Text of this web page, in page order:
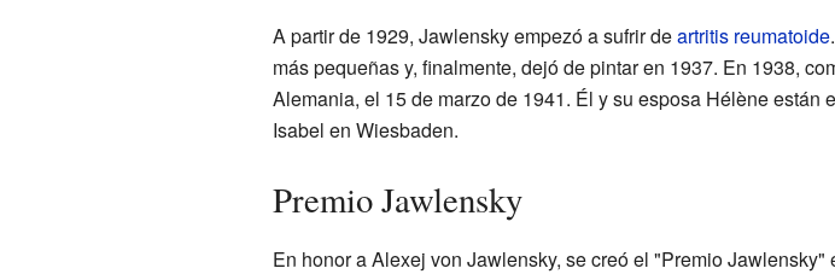
A partir de 1929, Jawlensky empezó a sufrir deartritis reumatoide
más pequeñas y, finalmente, dejó de pintar en 1937. En 1938,
Alemania, el 15 de marzo de 1941. Él y su esposa Hélène
Isabel en Wiesbaden.
Premio Jawlensky
En honor a Alexej von Jawlensky, se creó el "Premio